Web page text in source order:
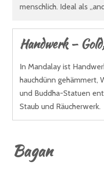
menschlich. Ideal als
Handwerk –
In Mandalay ist
hauchdünn gehämmert,
und Buddha-Statuen
Staub und Räucherwerk.
Bagan